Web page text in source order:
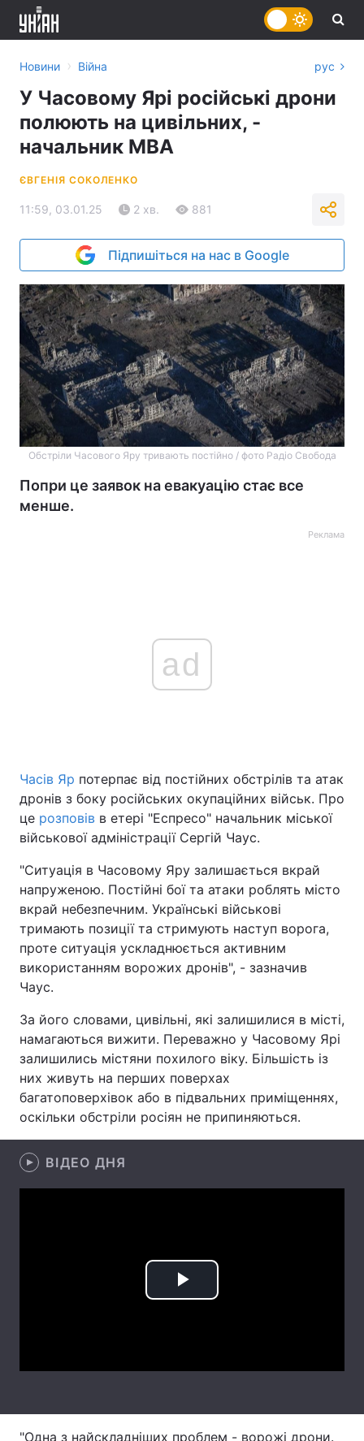
Головна Війна
Україна Політика
Економіка Світ
Спорт Наука
Техно і зв'язок Лайт
Зброя Інциденти
Здоров'я Туризм
Цікавинки Погода
Екологія Регіони
Лонгріди
Відео з Youtube
Новини › Війна рус
У Часовому Ярі російські дрони
полюють на цивільних, -
начальник МВА
ЄВГЕНІЯ СОКОЛЕНКО
11:59, 03.01.25 2 хв. 881
Підпишіться на нас в Google
Обстріли Часового Яру тривають постійно / фото Радіо Свобода
Попри це заявок на евакуацію стає все
менше.
Реклама
ad
Часів Яр потерпає від постійних обстрілів та атак
дронів з боку російських окупаційних військ. Про
це розповів в етері "Еспресо" начальник міської
військової адміністрації Сергій Чаус.
"Ситуація в Часовому Яру залишається вкрай
напруженою. Постійні бої та атаки роблять місто
вкрай небезпечним. Українські військові
тримають позиції та стримують наступ ворога,
проте ситуація ускладнюється активним
використанням ворожих дронів", - зазначив
Чаус.
За його словами, цивільні, які залишилися в місті,
намагаються вижити. Переважно у Часовому Ярі
залишились містяни похилого віку. Більшість із
них живуть на перших поверхах
багатоповерхівок або в підвальних приміщеннях,
оскільки обстріли росіян не припиняються.
ВІДЕО ДНЯ
Play
"Одна з найскладніших проблем - ворожі дрони.